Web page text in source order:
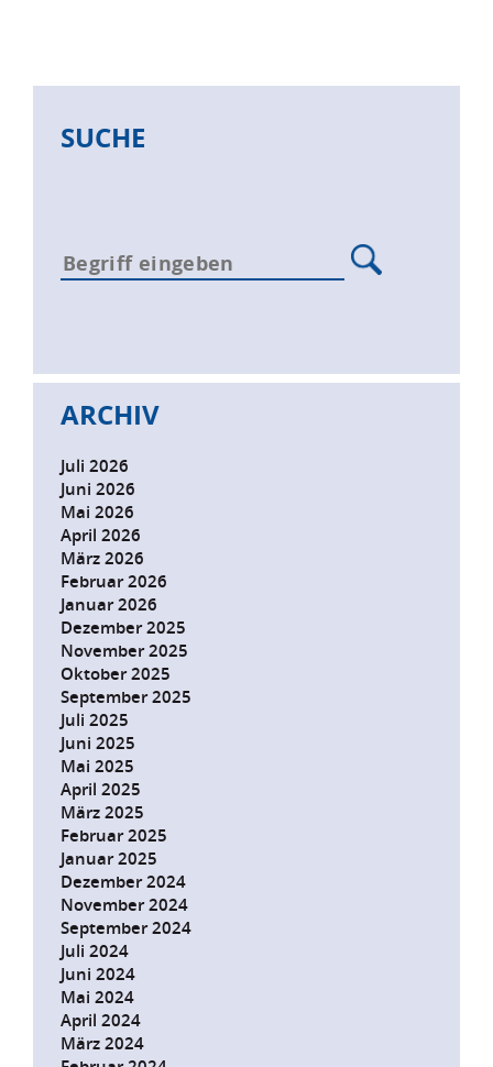
SUCHE
ARCHIV
Juli 2026
Juni 2026
Mai 2026
April 2026
März 2026
Februar 2026
Januar 2026
Dezember 2025
November 2025
Oktober 2025
September 2025
Juli 2025
Juni 2025
Mai 2025
April 2025
März 2025
Februar 2025
Januar 2025
Dezember 2024
November 2024
September 2024
Juli 2024
Juni 2024
Mai 2024
April 2024
März 2024